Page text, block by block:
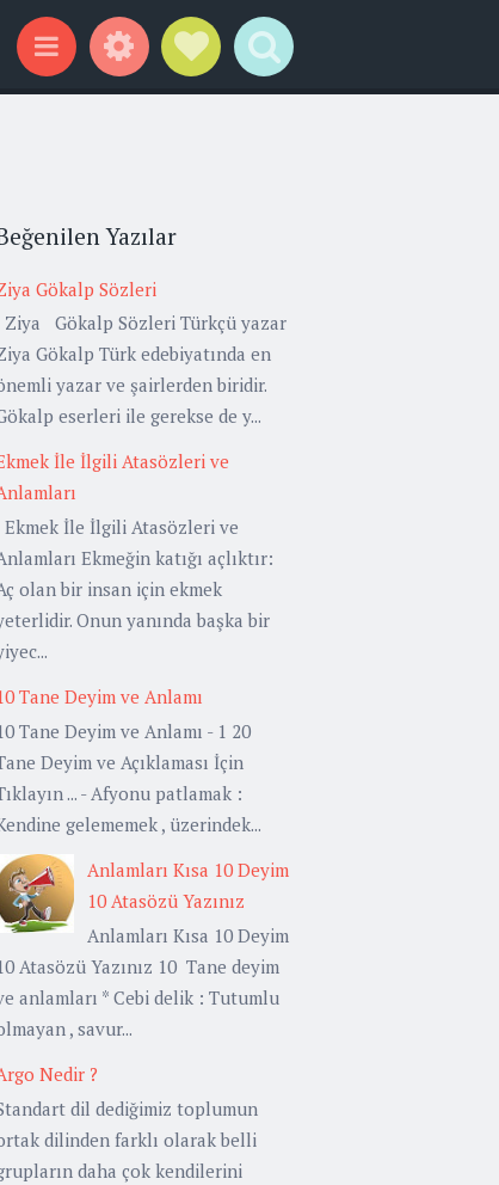
Menu WidgetsSocial Links
Search
Yazılar
Gökalp Sözleri
Ziya Gökalp Sözleri Türkçü yazar
Gökalp Türk edebiyatında en
yazar ve şairlerden biridir.
eserleri ile gerekse de y...
İle İlgili Atasözleri ve
Ekmek İle İlgili Atasözleri ve
Ekmeğin katığı açlıktır:
olan bir insan için ekmek
Onun yanında başka bir
Tane Deyim ve Anlamı
Tane Deyim ve Anlamı - 1 20
Deyim ve Açıklaması İçin
... - Afyonu patlamak :
gelememek , üzerindek...
Anlamları Kısa 10 Deyim
10 Atasözü Yazınız
Anlamları Kısa 10 Deyim
Atasözü Yazınız 10 Tane deyim
anlamları * Cebi delik : Tutumlu
, savur...
Nedir ?
dil dediğimiz toplumun
dilinden farklı olarak belli
daha çok kendilerini